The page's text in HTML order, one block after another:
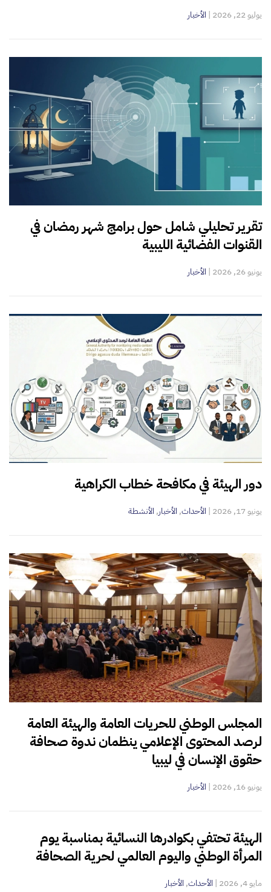
يوليو 22, 2026 | الأخبار
تقرير تحليلي شامل حول برامج شهر رمضان في
القنوات الفضائية الليبية
يونيو 26, 2026 | الأخبار
دور الهيئة في مكافحة خطاب الكراهية
يونيو 17, 2026 | الأحداث, الأخبار, الأنشطة
المجلس الوطني للحريات العامة والهيئة العامة
لرصد المحتوى الإعلامي ينظمان ندوة صحافة
حقوق الإنسان في ليبيا
يونيو 16, 2026 | الأخبار
الهيئة تحتفي بكوادرها النسائية بمناسبة يوم
المرأة الوطني واليوم العالمي لحرية الصحافة
مايو 4, 2026 | الأحداث, الأخبار